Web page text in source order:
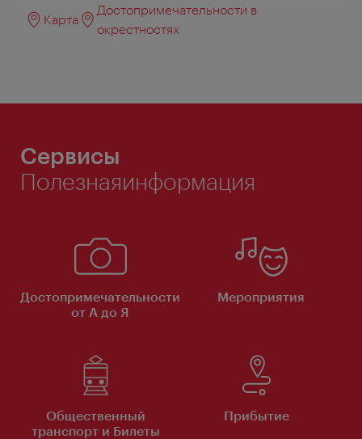
Карта
Достопримечательности в
окрестностях
Сервисы
Полезнаяинформация
Достопримечательности
от А до Я
Мероприятия
Общественный
транспорт и Билеты
Прибытие